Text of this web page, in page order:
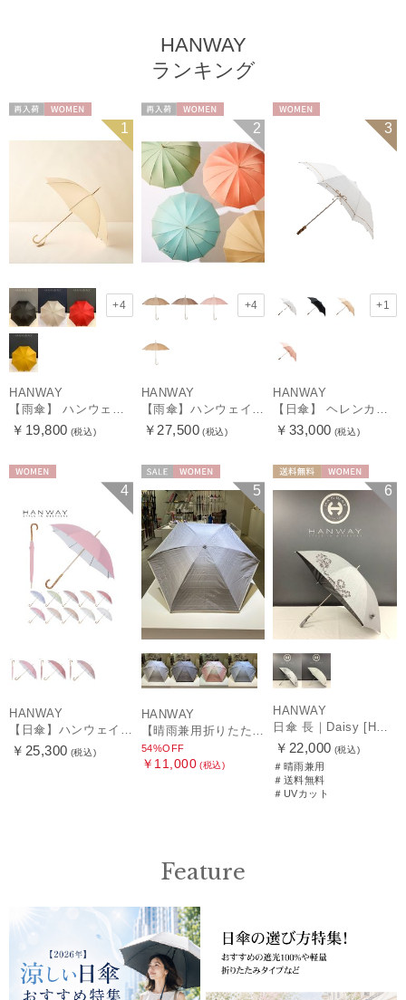
HANWAY
ランキング
1
+4
HANWAY
【雨傘】 ハンウェイ （HANWAY） Couturier クチュリエ 長傘 日本製
￥19,800 (税込)
2
+4
HANWAY
【雨傘】ハンウェイ （HANWAY ）真田耳（サナダミミ）長傘 日本製 カーボン骨
￥27,500 (税込)
3
+1
HANWAY
【日傘】 ヘレンカミンスキー（HELEN KAMINSKI） X ハンウェイ (HANWAY) コラボ プロヴァンスタイプ 麻無地 ラフィアコード 折りたたみ傘 曲がり手元 純パラソル
￥33,000 (税込)
4
HANWAY
￥25,300 (税込)
5
HANWAY
54%OFF
￥11,000 (税込)
6
HANWAY
￥22,000 (税込)
＃晴雨兼用
＃送料無料
＃UVカット
Feature